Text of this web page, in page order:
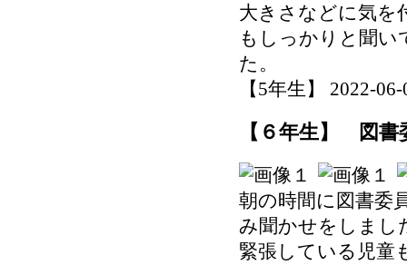
大きさなどに気を
もしっかりと聞
た。
【5年生】 2022-
【６年生】 図書
朝の時間に図書委
み聞かせをしまし
緊張している児童